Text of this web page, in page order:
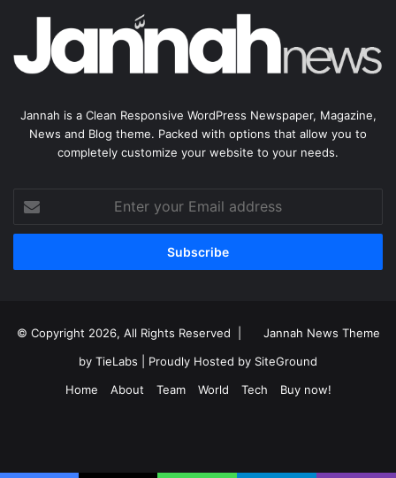
Jannah is a Clean Responsive WordPress Newspaper, Magazine,
News and Blog theme. Packed with options that allow you to
completely customize your website to your needs.
your
Email
© Copyright 2026, All Rights Reserved |
Jannah News Theme
by TieLabs | Proudly Hosted by SiteGround
Home
About Team World Tech Buy now!